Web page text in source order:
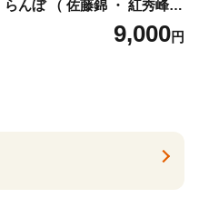
らんぼ （ 佐藤錦 ・ 紅秀峰
） ご家庭用 M以上 700g 【20
26年6月下旬から7月上旬発
9,000円